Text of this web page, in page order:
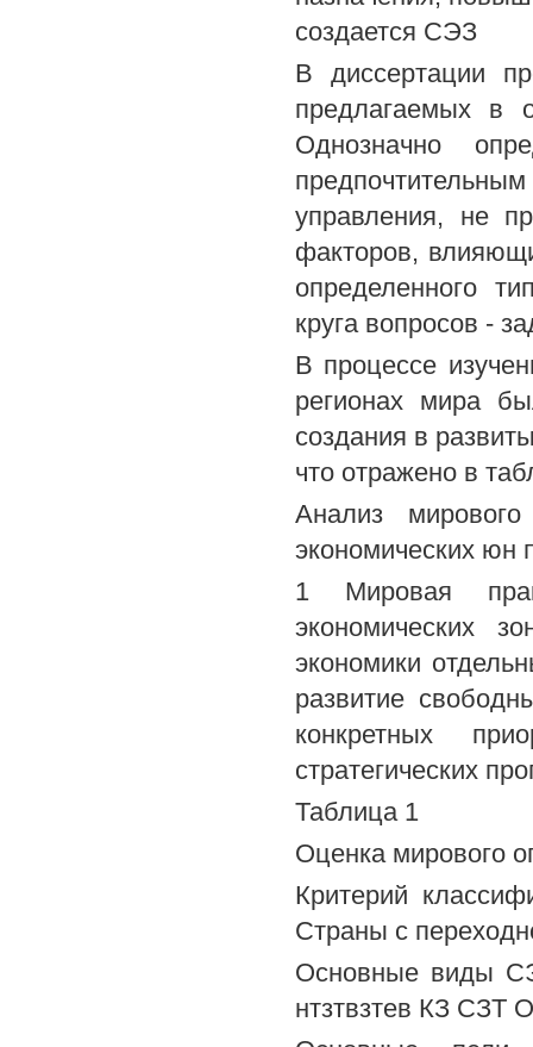
создается СЭЗ
В диссертации
предлагаемых в
Однозначно
управления, не
факторов,
определенного
круга вопросов -
В процессе
регионах мира
создания в
что отражено в
Анализ
экономических юн
1 Мировая
экономических
экономики
развитие
конкретных
стратегических
Таблица 1
Оценка мирового
Критерий
Страны с
Основные виды
нтзтвзтев КЗ